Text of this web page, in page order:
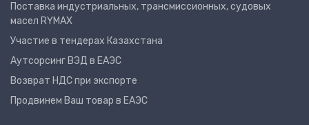
Поставка индустриальных, трансмиссионных, судовых
масел RYMAX
Участие в тендерах Казахстана
Аутсорсинг ВЭД в ЕАЭС
Возврат НДС при экспорте
Продвинем Ваш товар в ЕАЭС